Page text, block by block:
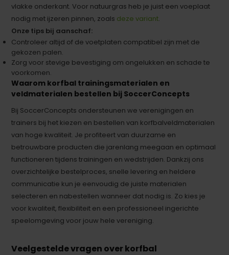
vlakke onderkant. Voor natuurgras heb je juist een voeplaat
nodig met ijzeren pinnen, zoals deze variant.
Onze tips bij aanschaf:
Controleer altijd of de voetplaten compatibel zijn met de
gekozen palen.
Zorg voor stevige bevestiging om ongelukken en schade te
voorkomen.
Waarom korfbal trainingsmaterialen en
veldmaterialen bestellen bij SoccerConcepts
Bij SoccerConcepts ondersteunen we verenigingen en
trainers bij het kiezen en bestellen van korfbalveldmaterialen
van hoge kwaliteit. Je profiteert van duurzame en
betrouwbare producten die jarenlang meegaan en optimaal
functioneren tijdens trainingen en wedstrijden. Dankzij ons
overzichtelijke bestelproces, snelle levering en heldere
communicatie kun je eenvoudig de juiste materialen
selecteren en nabestellen wanneer dat nodig is. Zo kies je
voor kwaliteit, flexibiliteit en een professioneel ingerichte
speelomgeving voor jouw hele vereniging.
Veelgestelde vragen over korfbal